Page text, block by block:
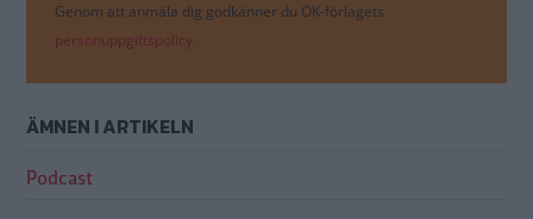
Genom att anmäla dig godkänner du OK-förlagets
personuppgiftspolicy.
ÄMNEN I ARTIKELN
Podcast